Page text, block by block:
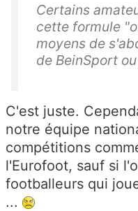
Certains
cette formule
moyens de
de BeinSport
C'est juste.
notre équipe
compétitions
l'Eurofoot, sauf si
footballeurs qui
...